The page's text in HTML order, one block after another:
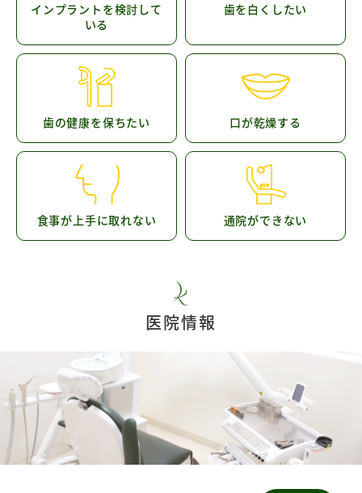
インプラントを検討して
いる
歯を白くしたい
歯の健康を保ちたい 口が乾燥する
食事が上手に取れない 通院ができない
医院情報